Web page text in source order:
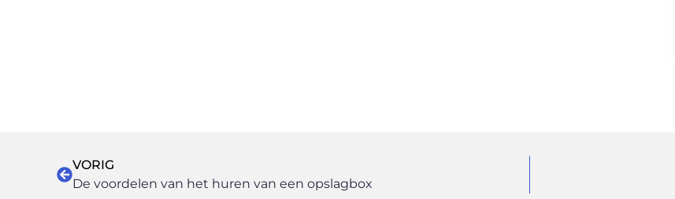
VORIG
De voordelen van het huren van een opslagbox